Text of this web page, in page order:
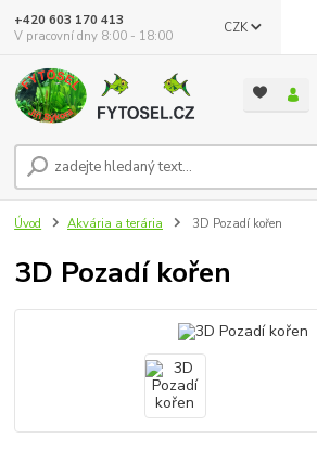
CZK
+420 603 170 413
V pracovní dny 8:00 - 18:00
Úvod Akvária a terária 3D Pozadí kořen
3D Pozadí kořen